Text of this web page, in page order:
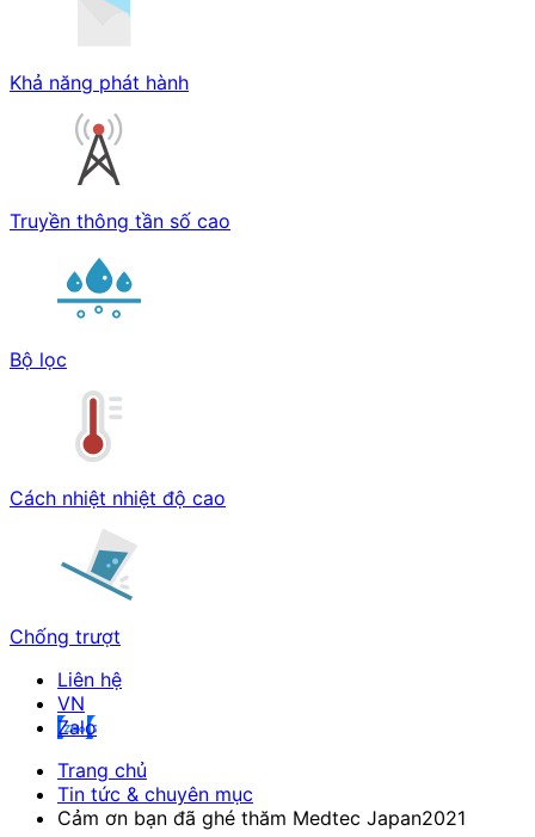
Khả năng phát hành
Truyền thông tần số cao
Bộ lọc
Cách nhiệt nhiệt độ cao
Chống trượt
Liên hệ
Zalo
Trang chủ
Tin tức & chuyên mục
Cảm ơn bạn đã ghé thăm Medtec Japan2021